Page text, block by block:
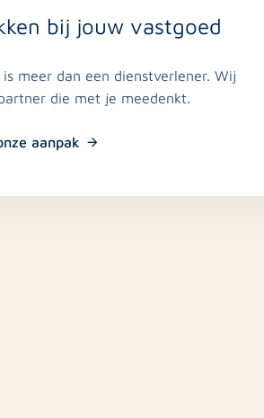
bij jouw vastgoed
is meer dan een dienstverlener. Wij
die met je meedenkt.
aanpak